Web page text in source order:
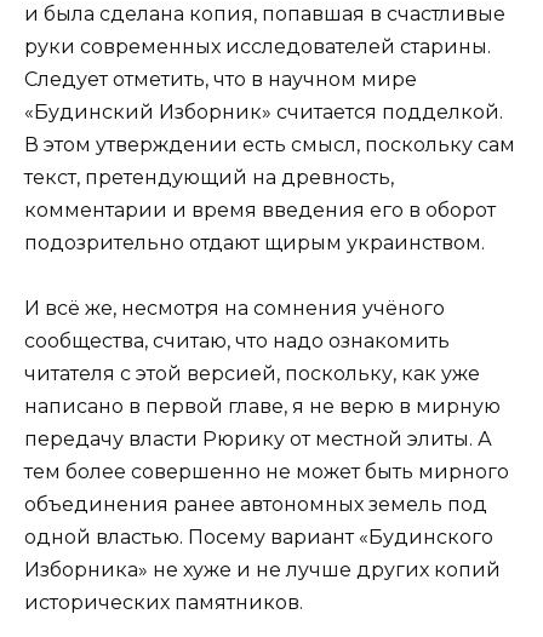
и была сделана копия, попавшая в счастливые
руки современных исследователей старины.
Следует отметить, что в научном мире
«Будинский Изборник» считается подделкой.
В этом утверждении есть смысл, поскольку сам
текст, претендующий на древность,
комментарии и время введения его в оборот
подозрительно отдают щирым украинством.
И всё же, несмотря на сомнения учёного
сообщества, считаю, что надо ознакомить
читателя с этой версией, поскольку, как уже
написано в первой главе, я не верю в мирную
передачу власти Рюрику от местной элиты. А
тем более совершенно не может быть мирного
объединения ранее автономных земель под
одной властью. Посему вариант «Будинского
Изборника» не хуже и не лучше других копий
исторических памятников.